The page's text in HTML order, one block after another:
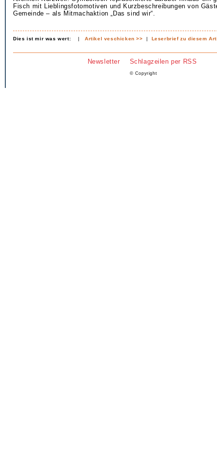
Fisch mit Lieblingsfotomotiven und Kurzbeschreibungen von
Gemeinde – als Mitmachaktion „Das sind wir“.
Dies ist mir was wert: |Artikel veschicken >> | Leserbrief zu diesem
Newsletter Schlagzeilen per RSS
© Copyright